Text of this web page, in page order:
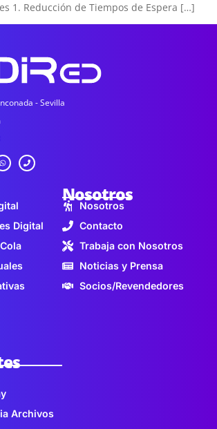
1. Reducción de Tiempos de Espera […]
- Sevilla
Digital
Nosotros
Nosotros
Contacto
Trabaja con Nosotros
Noticias y Prensa
Socios/Revendedores
Archivos